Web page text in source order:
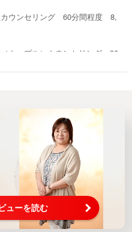
カウンセリング 60分間程度 8,
カップル）カウンセリング 90
ューを読む